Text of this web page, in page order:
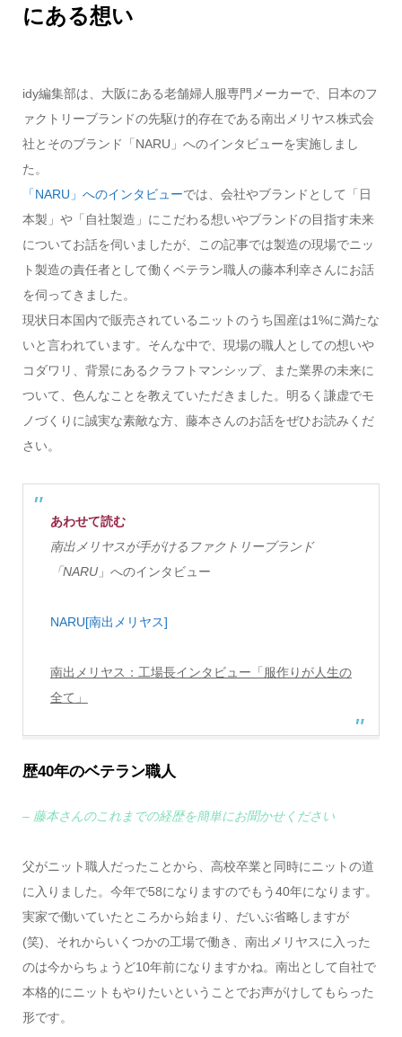
にある想い
idy編集部は、大阪にある老舗婦人服専門メーカーで、日本のフ
ァクトリーブランドの先駆け的存在である南出メリヤス株式会
社とそのブランド「NARU」へのインタビューを実施しまし
た。
「NARU」へのインタビューでは、会社やブランドとして「日
本製」や「自社製造」にこだわる想いやブランドの目指す未来
についてお話を伺いましたが、この記事では製造の現場でニッ
ト製造の責任者として働くベテラン職人の藤本利幸さんにお話
を伺ってきました。
現状日本国内で販売されているニットのうち国産は1%に満たな
いと言われています。そんな中で、現場の職人としての想いや
コダワリ、背景にあるクラフトマンシップ、また業界の未来に
ついて、色んなことを教えていただきました。明るく謙虚でモ
ノづくりに誠実な素敵な方、藤本さんのお話をぜひお読みくだ
さい。
あわせて読む
南出メリヤスが手がけるファクトリーブランド
「NARU」へのインタビュー
NARU[南出メリヤス]
南出メリヤス：工場長インタビュー「服作りが人生の
全て」
歴40年のベテラン職人
– 藤本さんのこれまでの経歴を簡単にお聞かせください
父がニット職人だったことから、高校卒業と同時にニットの道
に入りました。今年で58になりますのでもう40年になります。
実家で働いていたところから始まり、だいぶ省略しますが
(笑)、それからいくつかの工場で働き、南出メリヤスに入った
のは今からちょうど10年前になりますかね。南出として自社で
本格的にニットもやりたいということでお声がけしてもらった
形です。